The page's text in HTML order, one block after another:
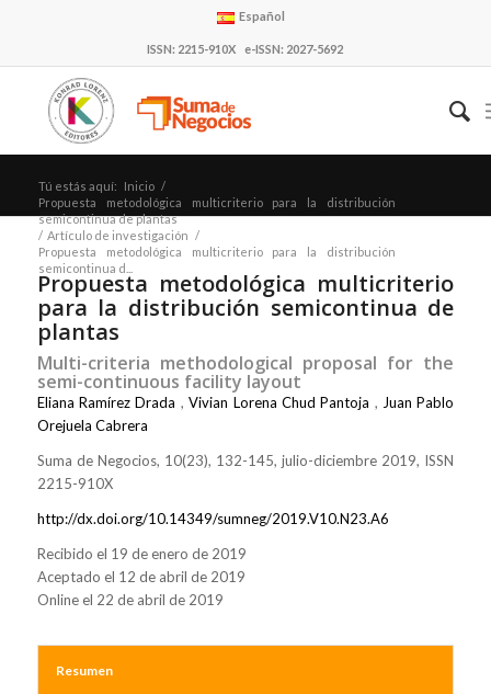
Español
ISSN: 2215-910X e-ISSN: 2027-5692
Tú estás aquí: Inicio /
Propuesta metodológica multicriterio para la distribución
semicontinua de plantas
/ Artículo de investigación /
Propuesta metodológica multicriterio para la distribución
semicontinua d...
Propuesta metodológica multicriterio
para la distribución semicontinua de
plantas
Multi-criteria methodological proposal for the
semi-continuous facility layout
Eliana Ramírez Drada ,Vivian Lorena Chud Pantoja , Juan Pablo
Orejuela Cabrera
Suma de Negocios, 10(23), 132-145, julio-diciembre 2019, ISSN
2215-910X
http://dx.doi.org/10.14349/sumneg/2019.V10.N23.A6
Recibido el 19 de enero de 2019
Aceptado el 12 de abril de 2019
Online el 22 de abril de 2019
Resumen